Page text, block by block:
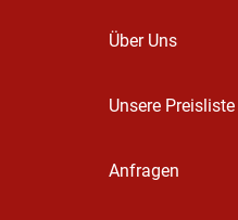
Über Uns
Unsere Preisliste
Anfragen